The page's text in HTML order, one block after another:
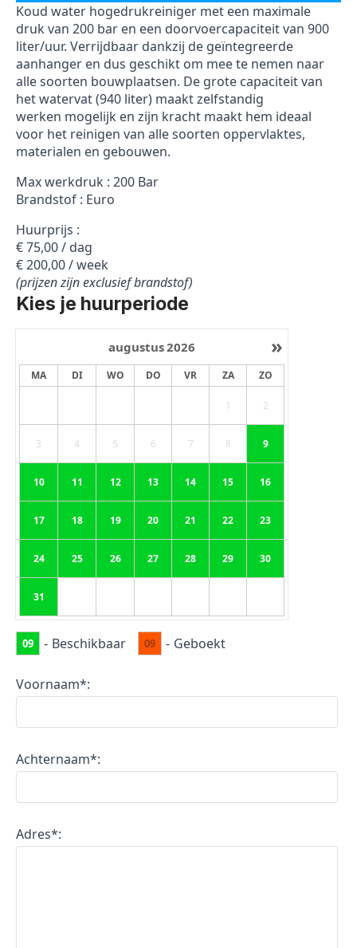
Koud water hogedrukreiniger met een maximale
druk van 200 bar en een doorvoercapaciteit van 900
liter/uur. Verrijdbaar dankzij de geïntegreerde
aanhanger en dus geschikt om mee te nemen naar
alle soorten bouwplaatsen. De grote capaciteit van
het watervat (940 liter) maakt zelfstandig
werken mogelijk en zijn kracht maakt hem ideaal
voor het reinigen van alle soorten oppervlaktes,
materialen en gebouwen.
Max werkdruk : 200 Bar
Brandstof : Euro
Huurprijs :
€ 75,00 / dag
€ 200,00 / week
(prijzen zijn exclusief brandstof)
Kies je huurperiode
»
augustus2026
MA DI WO DO VR ZA ZO
1 2
3 4 5 6 7 8 9
10 11 12 13 14 15 16
17 18 19 20 21 22 23
24 25 26 27 28 29 30
31
09 - Beschikbaar 09 - Geboekt
Voornaam*:
Achternaam*:
Adres*: